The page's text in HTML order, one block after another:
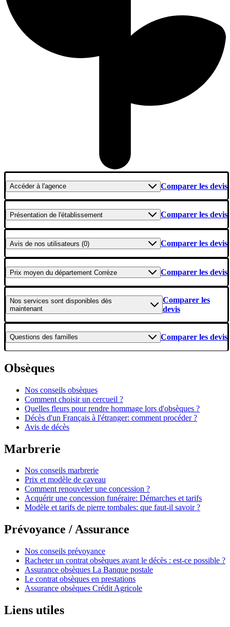
Accéderà l'agence Comparer les devis
Présentation de l'établissement Comparer les devis
Avis de nos utilisateurs (0) Comparer les devis
Prix moyen du département Corrèze Comparer les devis
Nos services sont disponibles dès
maintenant
Comparer les
devis
Questions des familles Comparer les devis
Obsèques
Nos conseils obsèques
Comment choisir un cercueil ?
Quelles fleurs pour rendre hommage lors d'obsèques ?
Décès d'un Français à l'étranger: comment procéder ?
Avis de décès
Marbrerie
Nos conseils marbrerie
Prix et modèle de caveau
Comment renouveler une concession ?
Acquérir une concession funéraire: Démarches et tarifs
Modèle et tarifs de pierre tombales: que faut-il savoir ?
Prévoyance / Assurance
Nos conseils prévoyance
Racheter un contrat obsèques avant le décès : est-ce possible ?
Assurance obsèques La Banque postale
Le contrat obsèques en prestations
Assurance obsèques Crédit Agricole
Liens utiles